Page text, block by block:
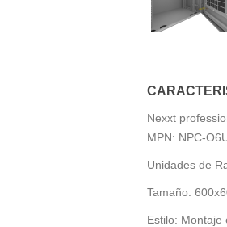
Nexxt
MPN: NPC-
Unidades de
Tamaño:
Estilo: Montaje